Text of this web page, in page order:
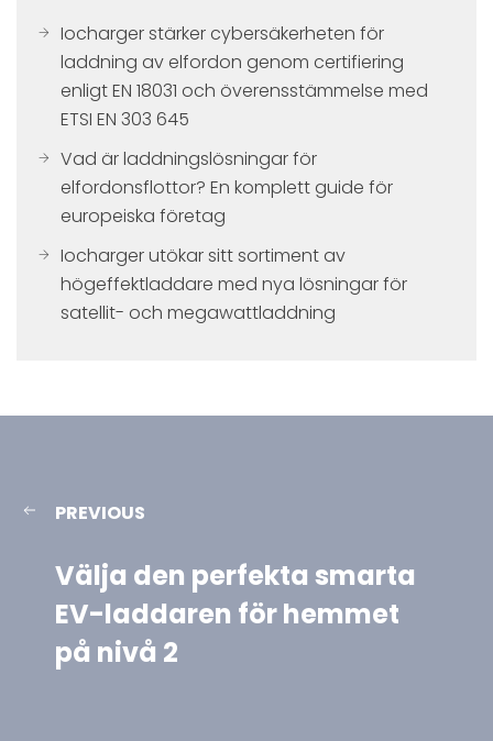
Iocharger stärker cybersäkerheten för
laddning av elfordon genom certifiering
enligt EN 18031 och överensstämmelse med
ETSI EN 303 645
Vad är laddningslösningar för
elfordonsflottor? En komplett guide för
europeiska företag
Iocharger utökar sitt sortiment av
högeffektladdare med nya lösningar för
satellit- och megawattladdning
PREVIOUS
Välja den perfekta smarta
EV-laddaren för hemmet
på nivå 2